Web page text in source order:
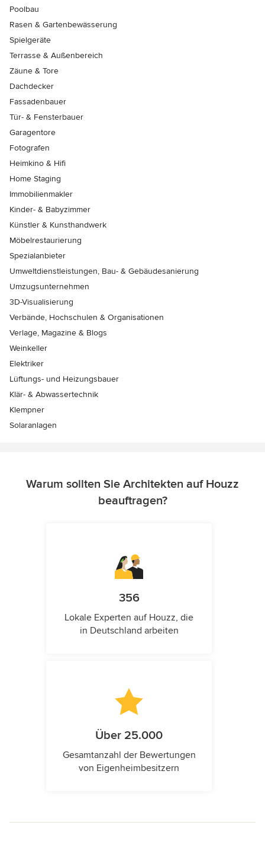
Poolbau
Rasen & Gartenbewässerung
Spielgeräte
Terrasse & Außenbereich
Zäune & Tore
Dachdecker
Fassadenbauer
Tür- & Fensterbauer
Garagentore
Fotografen
Heimkino & Hifi
Home Staging
Immobilienmakler
Kinder- & Babyzimmer
Künstler & Kunsthandwerk
Möbelrestaurierung
Spezialanbieter
Umweltdienstleistungen, Bau- & Gebäudesanierung
Umzugsunternehmen
3D-Visualisierung
Verbände, Hochschulen & Organisationen
Verlage, Magazine & Blogs
Weinkeller
Elektriker
Lüftungs- und Heizungsbauer
Klär- & Abwassertechnik
Klempner
Solaranlagen
Warum sollten Sie Architekten auf Houzz
beauftragen?
356
Lokale Experten auf Houzz, die
in Deutschland arbeiten
Über 25.000
Gesamtanzahl der Bewertungen
von Eigenheimbesitzern